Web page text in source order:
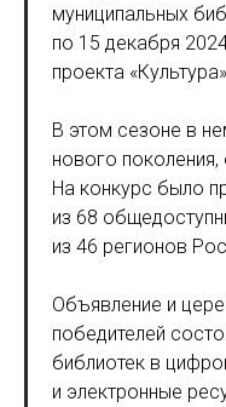
муниципальных
по 15 декабря
проекта «Культура».
В этом сезоне в
нового поколения,
На конкурс было
из 68
из 46 регионов
Объявление и
победителей
библиотек в
и электронные